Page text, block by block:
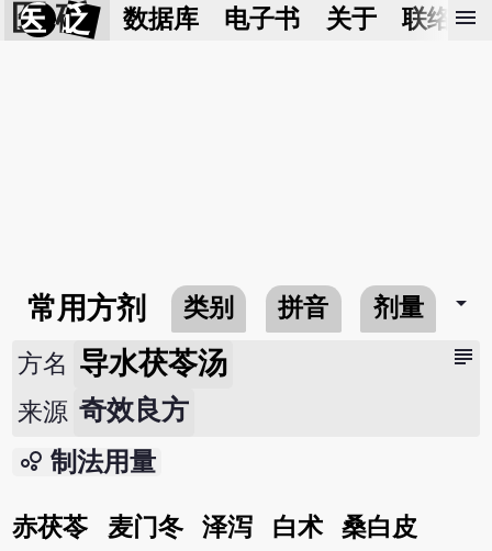
医 砭 数据库 电子书 关于 联络我
menu
常用方剂 类别 拼音 剂量 arrow_drop_down
subject
方名 导水茯苓汤
来源 奇效良方
bubble_chart 制法用量
赤茯苓 麦门冬 泽泻 白术
桑白皮